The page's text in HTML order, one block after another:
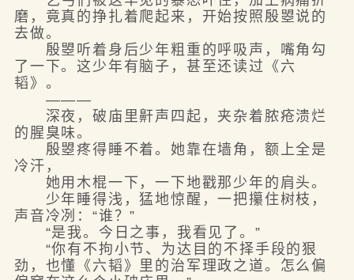
磨，竟真的挣扎着爬起来，开始按照殷曌说的
去做。
殷曌听着身后少年粗重的呼吸声，嘴角勾
了一下。这少年有脑子，甚至还读过《六
韬》。
———
深夜，破庙里鼾声四起，夹杂着脓疮溃烂
的腥臭味。
殷曌疼得睡不着。她靠在墙角，额上全是
冷汗，
她用木棍一下，一下地戳那少年的肩头。
少年睡得浅，猛地惊醒，一把攥住树枝，
声音冷冽：“谁？”
“是我。今日之事，我看见了。”
“你有不拘小节、为达目的不择手段的狠
劲，也懂《六韬》里的治军理政之道。怎么偏